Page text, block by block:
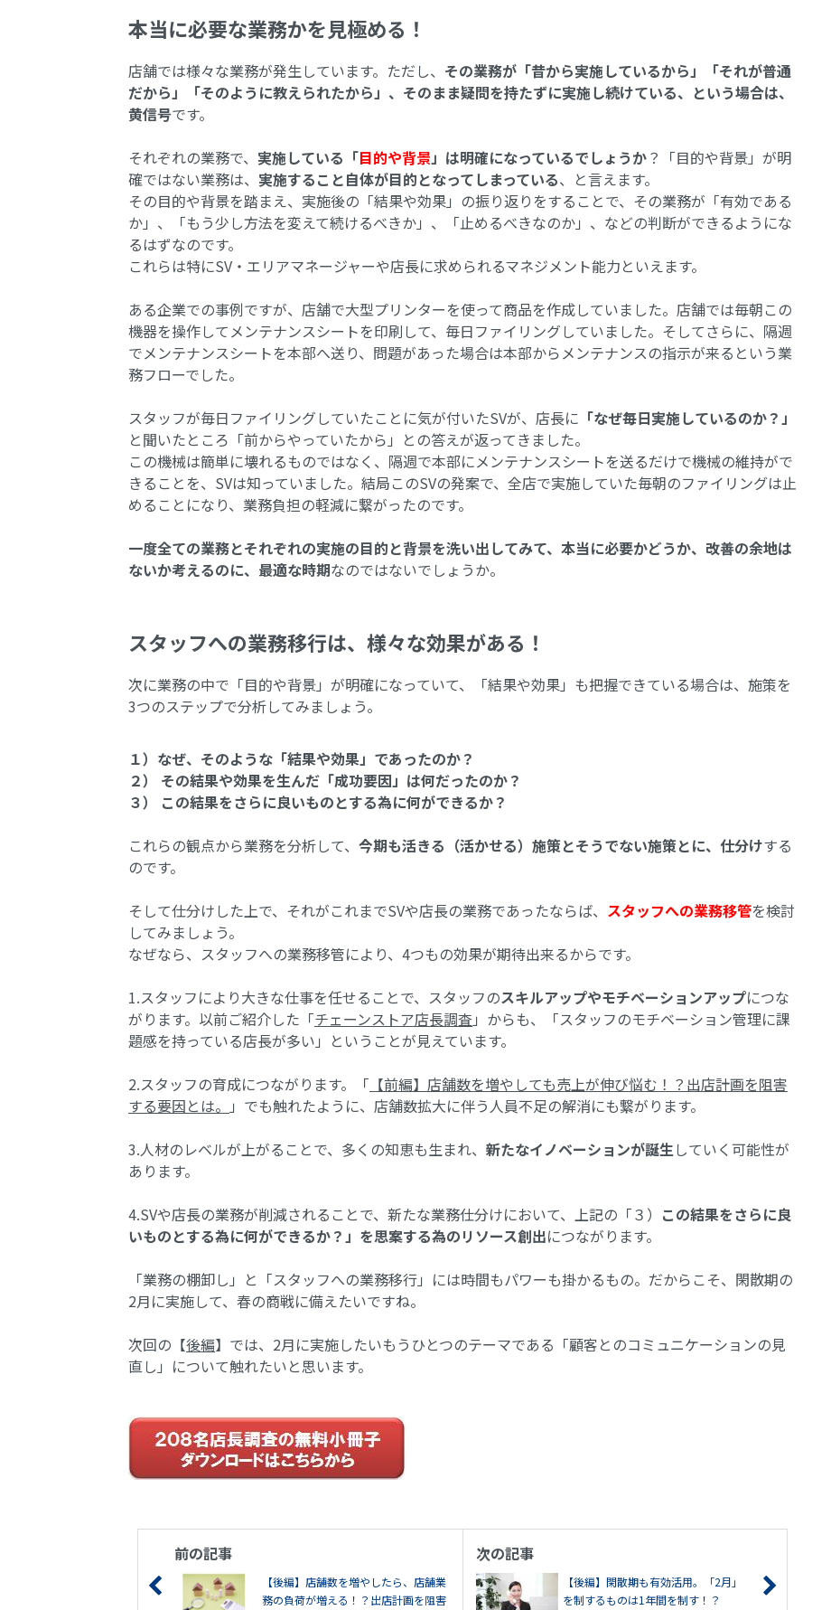
本当に必要な業務かを見極める！
店舗では様々な業務が発生しています。ただし、 その業務が「昔から実施しているから」「それが普通
だから」「そのように教えられたから」、そのまま疑問を持たずに実施し続けている、という場合は、
黄信号です。
それぞれの業務で、 実施している「目的や背景 」は明確になっているでしょうか？「目的や背景」が明
確ではない業務は、 実施すること自体が目的となってしまっている、と言えます。
その目的や背景を踏まえ、実施後の「結果や効果」の振り返りをすることで、その業務が「有効である
か」、「もう少し方法を変えて続けるべきか」、「止めるべきなのか」、などの判断ができるようにな
るはずなのです。
これらは特にSV・エリアマネージャーや店長に求められるマネジメント能力といえます。
ある企業での事例ですが、店舗で大型プリンターを使って商品を作成していました。店舗では毎朝この
機器を操作してメンテナンスシートを印刷して、毎日ファイリングしていました。そしてさらに、隔週
でメンテナンスシートを本部へ送り、問題があった場合は本部からメンテナンスの指示が来るという業
務フローでした。
スタッフが毎日ファイリングしていたことに気が付いたSVが、店長に 「なぜ毎日実施しているのか？」
と聞いたところ「前からやっていたから」との答えが返ってきました。
この機械は簡単に壊れるものではなく、隔週で本部にメンテナンスシートを送るだけで機械の維持がで
きることを、SVは知っていました。結局このSVの発案で、全店で実施していた毎朝のファイリングは止
めることになり、業務負担の軽減に繋がったのです。
一度全ての業務とそれぞれの実施の目的と背景を洗い出してみて、本当に必要かどうか、改善の余地は
ないか考えるのに、最適な時期なのではないでしょうか。
スタッフへの業務移行は、様々な効果がある！
次に業務の中で「目的や背景」が明確になっていて、「結果や効果」も把握できている場合は、施策を
3つのステップで分析してみましょう。
１）なぜ、そのような「結果や効果」であったのか？
２） その結果や効果を生んだ「成功要因」は何だったのか？
３） この結果をさらに良いものとする為に何ができるか？
これらの観点から業務を分析して、 今期も活きる（活かせる）施策とそうでない施策とに、仕分けする
のです。
そして仕分けした上で、それがこれまでSVや店長の業務であったならば、 スタッフへの業務移管を検討
してみましょう。
なぜなら、スタッフへの業務移管により、4つもの効果が期待出来るからです。
1.スタッフにより大きな仕事を任せることで、スタッフのスキルアップやモチベーションアップにつな
がります。以前ご紹介した「チェーンストア店長調査 」からも、「スタッフのモチベーション管理に課
題感を持っている店長が多い」ということが見えています。
2.スタッフの育成につながります。「 【前編】店舗数を増やしても売上が伸び悩む！？出店計画を阻害
する要因とは。 」でも触れたように、店舗数拡大に伴う人員不足の解消にも繋がります。
3.人材のレベルが上がることで、多くの知恵も生まれ、 新たなイノベーションが誕生していく可能性が
あります。
4.SVや店長の業務が削減されることで、新たな業務仕分けにおいて、上記の「３） この結果をさらに良
いものとする為に何ができるか？」を思案する為のリソース創出につながります。
「業務の棚卸し」と「スタッフへの業務移行」には時間もパワーも掛かるもの。だからこそ、閑散期の
2月に実施して、春の商戦に備えたいですね。
次回の【後編】では、2月に実施したいもうひとつのテーマである「顧客とのコミュニケーションの見
直し」について触れたいと思います。
前の記事
【後編】店舗数を増やしたら、店舗業
務の負荷が増える！？出店計画を阻害
次の記事
【後編】閑散期も有効活用。「2月」
を制するものは1年間を制す！？